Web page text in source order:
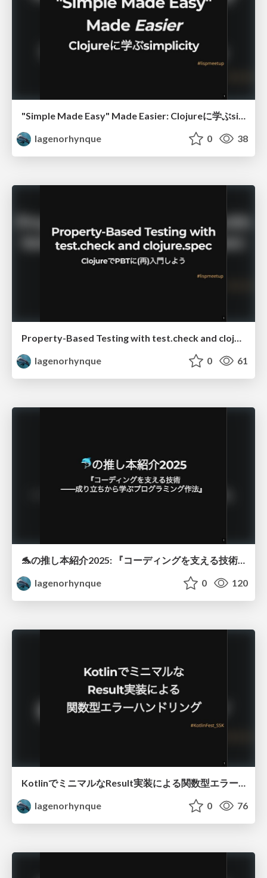
lagenorhynque
0 38
Property-Based Testing with test.check and clojure.spec
lagenorhynque
0 61
🐬の推し本紹介2025: 『コーディングを支える技術 ――成り立ちから学ぶプログラミング作法』
lagenorhynque
0 120
KotlinでミニマルなResult実装による関数型エラーハンドリング
lagenorhynque
0 76